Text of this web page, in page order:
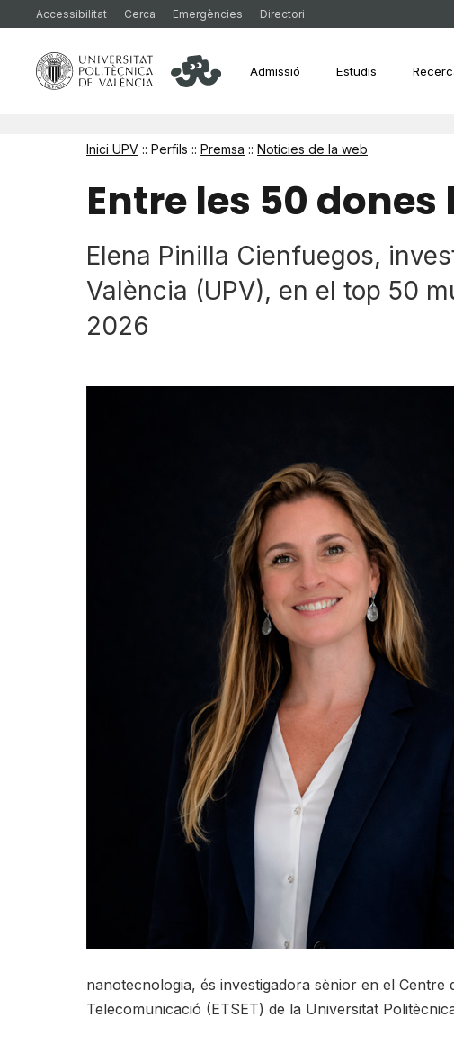
Accessibilitat Cerca Emergències Directori
Admissió Estudis
Inici UPV :: Perfils :: Premsa :: Notícies de la web
Entre les 50
Elena Pinilla Cienfuegos,
València (UPV), en el top 50
2026
nanotecnologia, és investigadora sènior en el
Telecomunicació (ETSET) de la Universitat